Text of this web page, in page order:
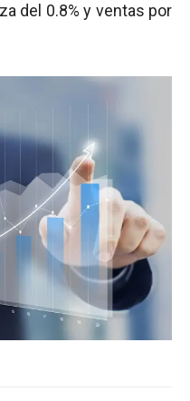
del 0.8% y ventas por